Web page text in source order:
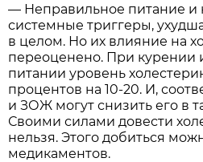
— Неправильное питание и
системные триггеры,
в целом. Но их влияние на
переоценено. При курении
питании уровень
процентов на 10-20. И,
и ЗОЖ могут снизить его в
Своими силами довести
нельзя. Этого добиться
медикаментов.